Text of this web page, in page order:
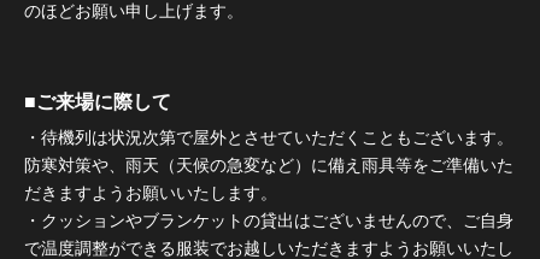
のほどお願い申し上げます。
■ご来場に際して
・待機列は状況次第で屋外とさせていただくこともございます。
防寒対策や、雨天（天候の急変など）に備え雨具等をご準備いた
だきますようお願いいたします。
・クッションやブランケットの貸出はございませんので、ご自身
で温度調整ができる服装でお越しいただきますようお願いいたし